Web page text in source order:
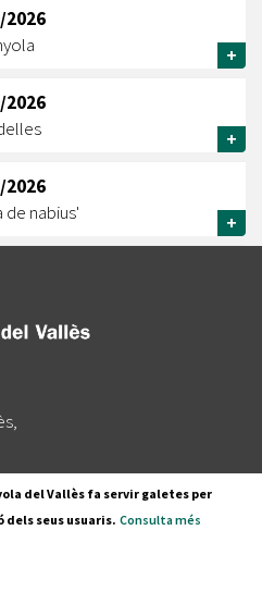
2026
+
2026
+
2026
nabius'
+
del Vallès fa servir galetes per
seus usuaris. Consulta més